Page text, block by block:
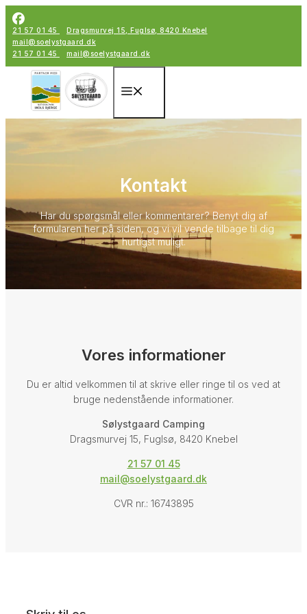
Hop
indhold
21 57 01 45
Dragsmurvej 15, Fuglsø, 8420 Knebel
mail@soelystgaard.dk
21 57 01 45
mail@soelystgaard.dk
Kontakt
Har du spørgsmål eller kommentarer? Benyt dig af
formularen her på siden, og vi vil vende tilbage til dig
hurtigst muligt.
Vores informationer
Du er altid velkommen til at skrive eller ringe til os ved at
bruge nedenstående informationer.
Sølystgaard Camping
Dragsmurvej 15, Fuglsø, 8420 Knebel
21 57 01 45
mail@soelystgaard.dk
CVR nr.: 16743895